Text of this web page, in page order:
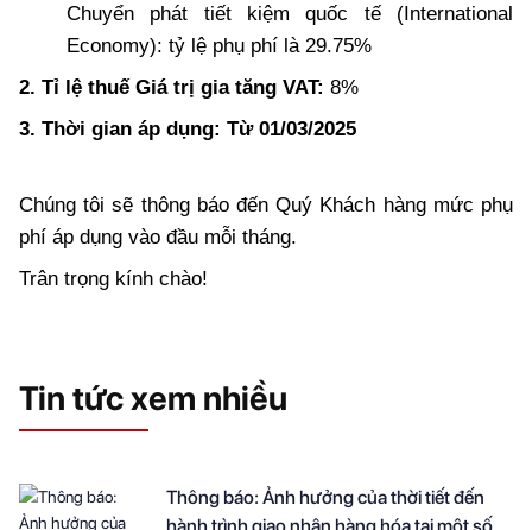
Chuyển phát tiết kiệm quốc tế (International
Economy): tỷ lệ phụ phí là 29.75%
2. Tỉ lệ thuế Giá trị gia tăng VAT: 8%
3. Thời gian áp dụng: Từ 01/03/2025
Chúng tôi sẽ thông báo đến Quý Khách hàng mức phụ
phí áp dụng vào đầu mỗi tháng.
Trân trọng kính chào!
Tin tức xem nhiều
Thông báo: Ảnh hưởng của thời tiết đến